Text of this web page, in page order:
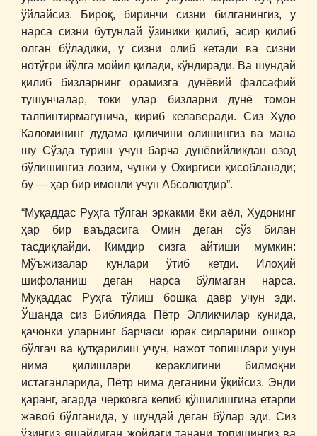
ўйлайсиз. Бироқ, биринчи сизни билганингиз, у
нарса сизни бутунлай ўзиники қилиб, асир қилиб
олган бўладики, у сизни олиб кетади ва сизни
нотўғри йўлга мойил қилади, кўндиради. Ва шундай
қилиб бизларнинг орамизга дунёвий фалсафий
тушунчалар, токи улар бизларни дунё томон
талпинтирмагунича, қириб келаверади. Сиз Худо
Каломининг дудама қиличини олишингиз ва мана
шу Сўзда туриш учун барча дунёвийликдан озод
бўлишингиз лозим, чунки у Охиргиси ҳисобланади;
бу ― ҳар бир имонли учун Абсолютдир”.
“Муқаддас Руҳга тўлган эркакми ёки аёл, Худонинг
ҳар бир ваъдасига Омин деган сўз билан
тасдиқлайди. Кимдир сизга айтиши мумкин:
Мўъжизалар кунлари ўтиб кетди. Илоҳий
шифоланиш деган нарса бўлмаган нарса.
Муқаддас Руҳга тўлиш бошқа давр учун эди.
Ўшанда сиз Библияда Пётр Элликчилар кунида,
қачонки уларнинг барчаси юрак сирларини ошкор
бўлгач ва қутқарилиш учун, нажот топишлари учун
нима қилишлари кераклигини билмоқни
истаганларида, Пётр нима деганини ўқийсиз. Энди
қаранг, агарда черковга келиб қўшилишгина етарли
жавоб бўлганида, у шундай деган бўлар эди. Сиз